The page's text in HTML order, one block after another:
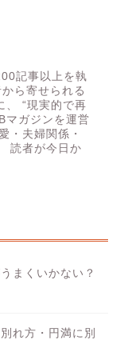
記事以上を執
ら寄せられる
、 “現実的で再
マガジンを運営
・夫婦関係・
読者が今日か
まくいかない？
れ方・円満に別